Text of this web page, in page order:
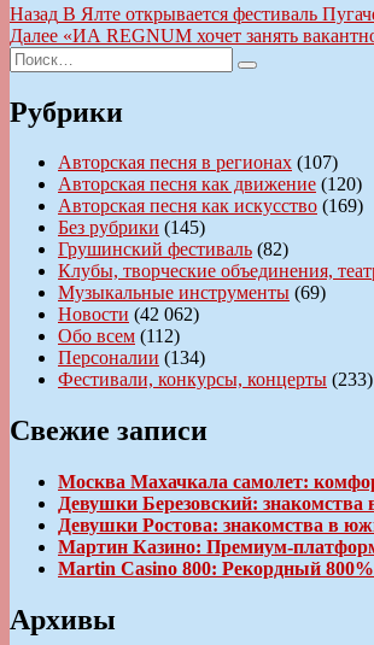
Навигация
по
записям
Назад Предыдущая
запись:
В Ялте открывается фестиваль
Далее Следующая
«ИА REGNUM хочет занять
Искать:
Поиск
Рубрики
Авторская песня в регионах (107)
Авторская песня как движение (120)
Авторская песня как искусство (169)
Без рубрики (145)
Грушинский фестиваль (82)
Клубы, творческие объединения,
Музыкальные инструменты (69)
Новости (42 062)
Обо всем (112)
Персоналии (134)
Фестивали, конкурсы, концерты (233)
Свежие записи
Москва Махачкала самолет:
Девушки Березовский:
Девушки Ростова: знакомства в
Мартин Казино: Премиум-
Martin Casino 800: Рекордный
Архивы